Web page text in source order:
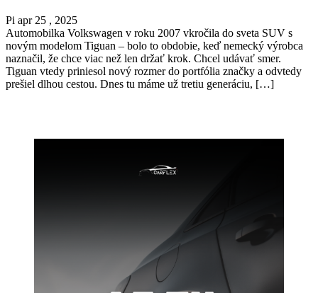
Pi apr 25 , 2025
Automobilka Volkswagen v roku 2007 vkročila do sveta SUV s
novým modelom Tiguan – bolo to obdobie, keď nemecký výrobca
naznačil, že chce viac než len držať krok. Chcel udávať smer.
Tiguan vtedy priniesol nový rozmer do portfólia značky a odvtedy
prešiel dlhou cestou. Dnes tu máme už tretiu generáciu, […]